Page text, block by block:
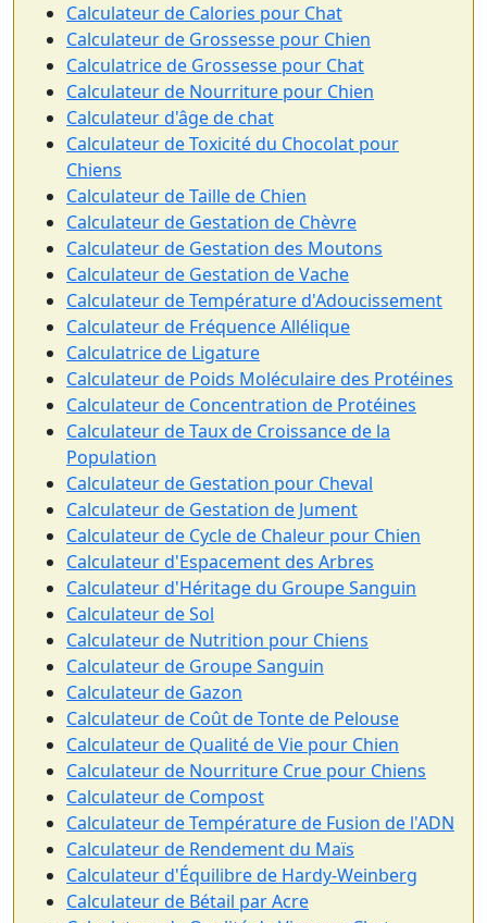
Calculateur de Calories pour Chat
Calculateur de Grossesse pour Chien
Calculatrice de Grossesse pour Chat
Calculateur de Nourriture pour Chien
Calculateur d'âge de chat
Calculateur de Toxicité du Chocolat pour
Chiens
Calculateur de Taille de Chien
Calculateur de Gestation de Chèvre
Calculateur de Gestation des Moutons
Calculateur de Gestation de Vache
Calculateur de Température d'Adoucissement
Calculateur de Fréquence Allélique
Calculatrice de Ligature
Calculateur de Poids Moléculaire des Protéines
Calculateur de Concentration de Protéines
Calculateur de Taux de Croissance de la
Population
Calculateur de Gestation pour Cheval
Calculateur de Gestation de Jument
Calculateur de Cycle de Chaleur pour Chien
Calculateur d'Espacement des Arbres
Calculateur d'Héritage du Groupe Sanguin
Calculateur de Sol
Calculateur de Nutrition pour Chiens
Calculateur de Groupe Sanguin
Calculateur de Gazon
Calculateur de Coût de Tonte de Pelouse
Calculateur de Qualité de Vie pour Chien
Calculateur de Nourriture Crue pour Chiens
Calculateur de Compost
Calculateur de Température de Fusion de l'ADN
Calculateur de Rendement du Maïs
Calculateur d'Équilibre de Hardy-Weinberg
Calculateur de Bétail par Acre